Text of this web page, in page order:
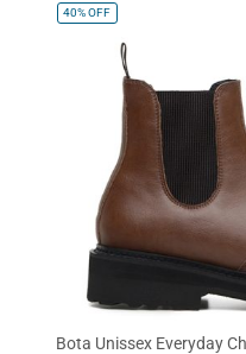
40%OFF
Bota Unissex Everyday